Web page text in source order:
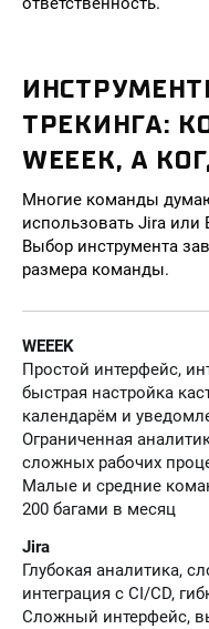
ТРЕКИНГА:
WEEEK, А
Многие команды
использовать Jira или
Выбор инструмента
размера команды.
WEEEK
Простой интерфейс,
быстрая настройка
календарём и
Ограниченная
сложных рабочих
Малые и средние
200 багами в месяц
Jira
Глубокая аналитика,
интеграция с CI/CD,
Сложный интерфейс,